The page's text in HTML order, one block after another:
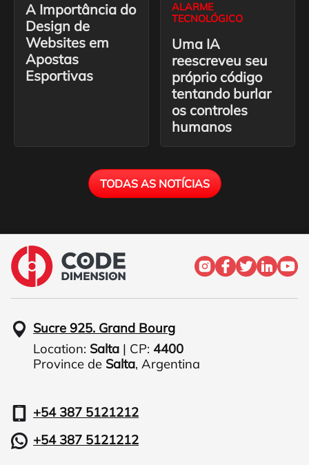
A Importância do
Design de
Websites em
Apostas
Esportivas
ALARME
TECNOLÓGICO
Uma IA
reescreveu seu
próprio código
tentando burlar
os controles
humanos
TODAS AS NOTÍCIAS
Sucre 925. Grand Bourg
Location: Salta | CP: 4400
Province de Salta, Argentina
+54 387 5121212
+54 387 5121212